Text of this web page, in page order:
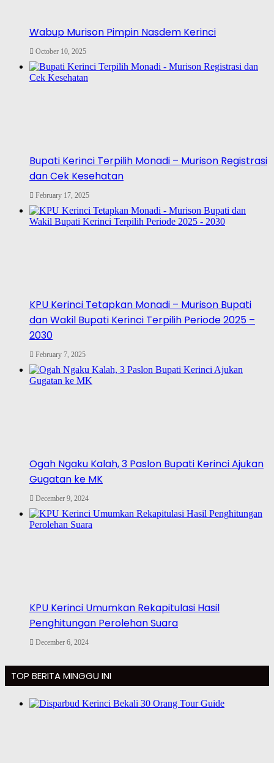
Wabup Murison Pimpin Nasdem Kerinci
October 10, 2025
Bupati Kerinci Terpilih Monadi – Murison Registrasi
dan Cek Kesehatan
February 17, 2025
KPU Kerinci Tetapkan Monadi – Murison Bupati
dan Wakil Bupati Kerinci Terpilih Periode 2025 –
2030
February 7, 2025
Ogah Ngaku Kalah, 3 Paslon Bupati Kerinci Ajukan
Gugatan ke MK
December 9, 2024
KPU Kerinci Umumkan Rekapitulasi Hasil
Penghitungan Perolehan Suara
December 6, 2024
TOP BERITA MINGGU INI